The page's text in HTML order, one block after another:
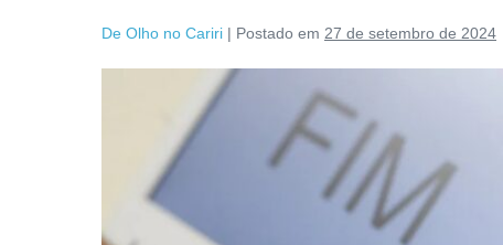
De Olho no Cariri | Postado em 27 de setembro de 2024